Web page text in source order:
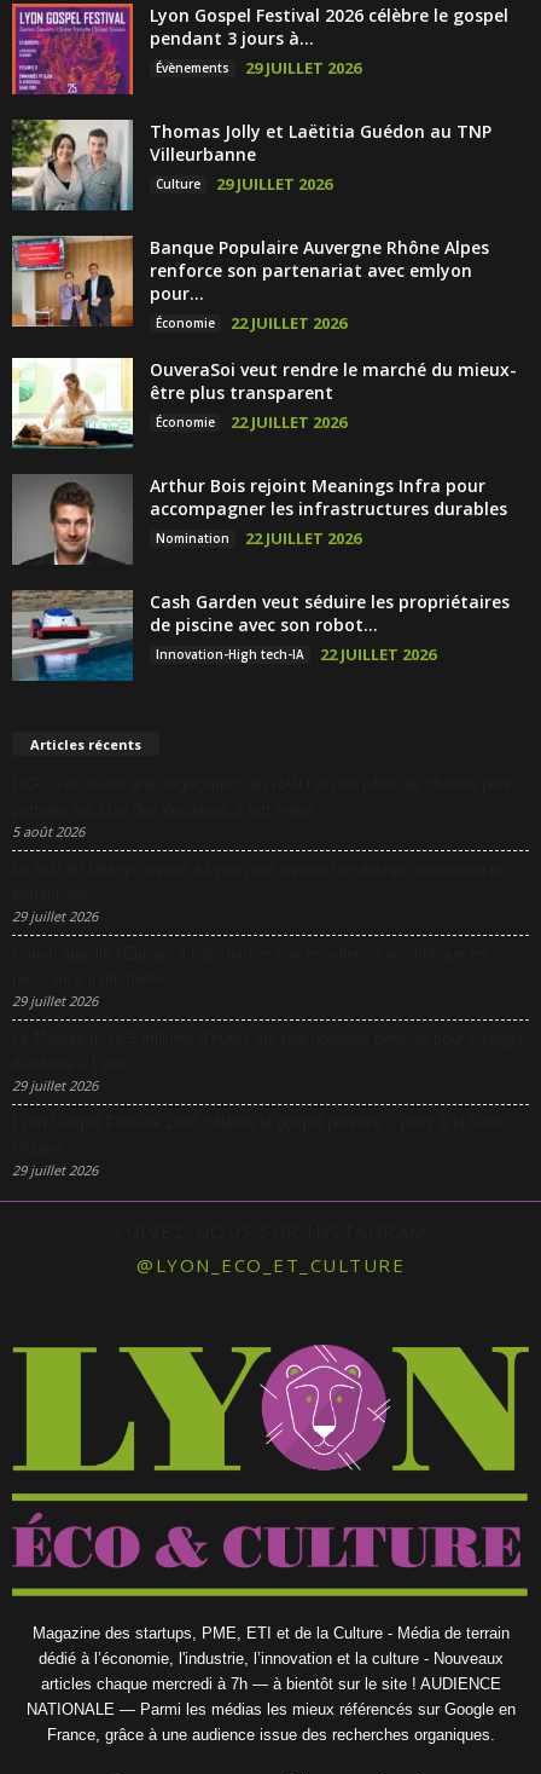
Lyon Gospel Festival 2026 célèbre le gospel
pendant 3 jours à...
Évènements 29 JUILLET 2026
Thomas Jolly et Laëtitia Guédon au TNP
Villeurbanne
Culture 29 JUILLET 2026
Banque Populaire Auvergne Rhône Alpes
renforce son partenariat avec emlyon
pour...
Économie 22 JUILLET 2026
OuveraSoi veut rendre le marché du mieux-
être plus transparent
Économie 22 JUILLET 2026
Arthur Bois rejoint Meanings Infra pour
accompagner les infrastructures durables
Nomination 22 JUILLET 2026
Cash Garden veut séduire les propriétaires
de piscine avec son robot...
Innovation-High tech-IA 22 JUILLET 2026
Articles récents
5 août 2026
29 juillet 2026
29 juillet 2026
29 juillet 2026
29 juillet 2026
@LYON_ECO_ET_CULTURE
Magazine des startups, PME, ETI et de la Culture - Média de terrain
dédié à l’économie, l'industrie, l’innovation et la culture - Nouveaux
articles chaque mercredi à 7h — à bientôt sur le site ! AUDIENCE
NATIONALE — Parmi les médias les mieux référencés sur Google en
France, grâce à une audience issue des recherches organiques.